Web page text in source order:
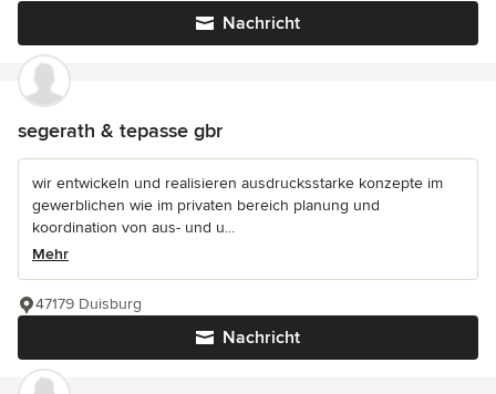
Nachricht
segerath & tepasse gbr
wir entwickeln und realisieren ausdrucksstarke konzepte im
gewerblichen wie im privaten bereich planung und
koordination von aus- und u...
Mehr
Nachricht
47179 Duisburg